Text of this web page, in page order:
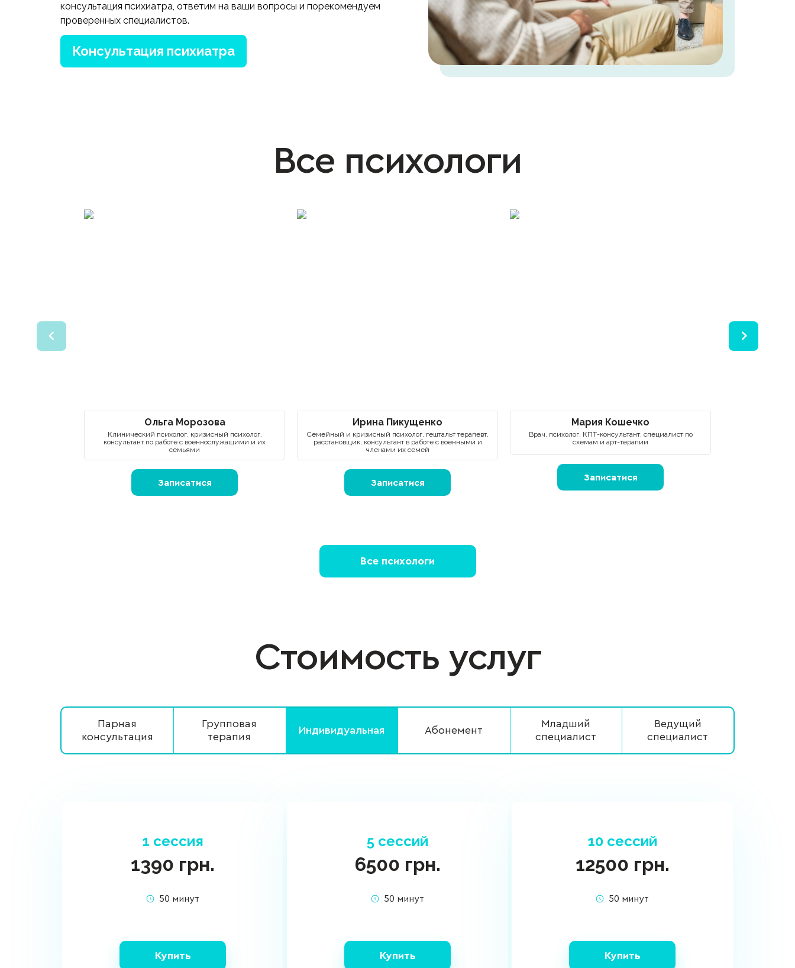
консультация психиатра, ответим на ваши вопросы и порекомендуем
проверенных специалистов.
Консультация психиатра
Все психологи
Ольга Морозова
Клинический психолог, кризисный психолог,
консультант по работе с военнослужащими и их
семьями
Записатися
Ирина Пикущенко
Семейный и кризисный психолог, гештальт терапевт,
расстановщик, консультант в работе с военными и
членами их семей
Записатися
Мария Кошечко
Врач, психолог, КПТ-консультант, специалист по
схемам и арт-терапии
Записатися
Все психологи
Стоимость услуг
Парная
консультация
Групповая
терапия
Индивидуальная Абонемент
Младший
специалист
Ведущий
специалист
1 сессия
1390 грн.
50 минут
Купить
5 сессий
6500 грн.
50 минут
Купить
10 сессий
12500 грн.
50 минут
Купить